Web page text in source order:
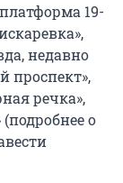
19-
недавно
проспект»,
речка»,
о